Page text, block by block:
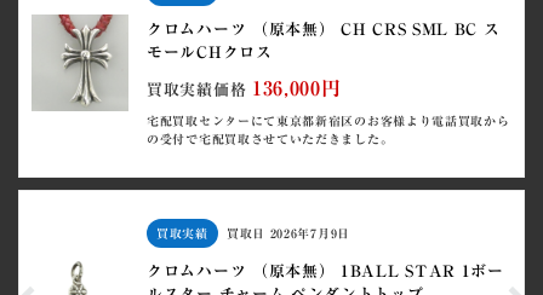
クロムハーツ （原本無） CH CRS SML BC ス
モールCHクロス
買取実績価格 136,000円
宅配買取センターにて東京都新宿区のお客様より電話買取から
の受付で宅配買取させていただきました。
買取実績 買取日 2026年7月9日
クロムハーツ （原本無） 1BALL STAR 1ボー